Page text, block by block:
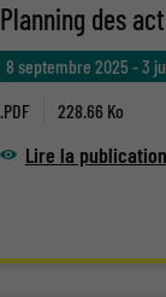
Planning des
8 septembre 2025 -3
.PDF
228.66 Ko
Lire la publication